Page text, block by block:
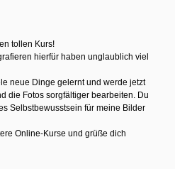
tollen Kurs!
hierfür haben unglaublich viel
neue Dinge gelernt und werde jetzt
die Fotos sorgfältiger bearbeiten. Du
Selbstbewusstsein für meine Bilder
Online-Kurse und grüße dich